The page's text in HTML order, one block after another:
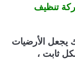
تنظيف
يجعل الأرضيات
ثابت ،